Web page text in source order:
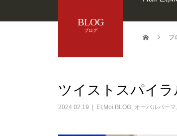
BLOG
ブログ
ブ
ツイストスパイ
2024.02.19 Et,Moi BLOG, オーバルパーマ,